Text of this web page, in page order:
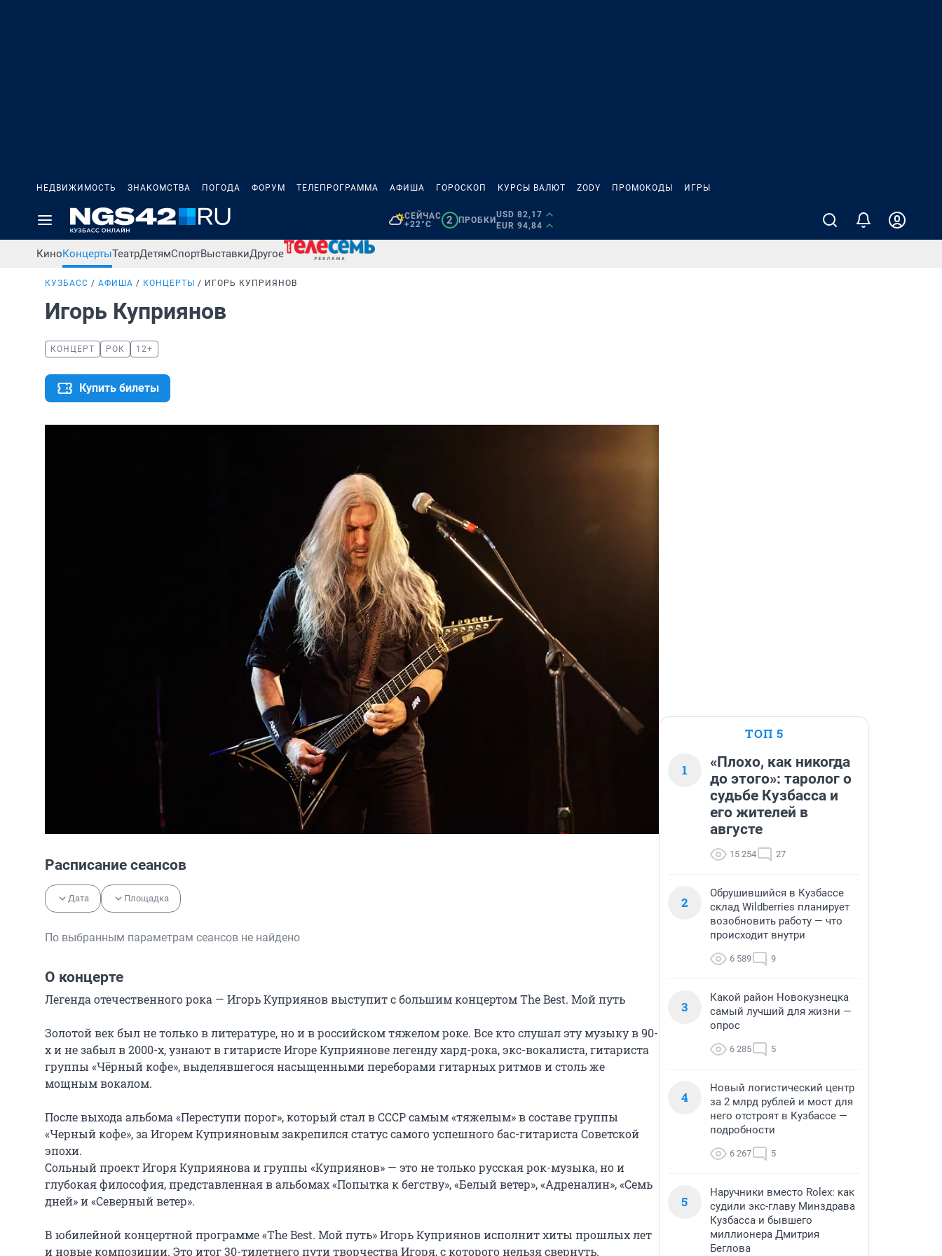
НЕДВИЖИМОСТЬ ЗНАКОМСТВА ПОГОДА ФОРУМ ТЕЛЕПРОГРАММА АФИША ГОРОСКОП КУРСЫ ВАЛЮТ ZODY ПРОМОКОДЫ ИГРЫ
СЕЙЧАС
+22°C
2 ПРОБКИ
USD 82,17
EUR 94,84
КиноКонцертыТеатрДетямСпортВыставкиДругое
КУЗБАСС АФИША КОНЦЕРТЫ ИГОРЬ КУПРИЯНОВ
Игорь Куприянов
КОНЦЕРТ РОК 12+
Купить билеты
Расписание сеансов
Дата Площадка
По выбранным параметрам сеансов не найдено
О концерте
Легенда отечественного рока — Игорь Куприянов выступит с большим концертом The Best. Мой путь
Золотой век был не только в литературе, но и в российском тяжелом роке. Все кто слушал эту музыку в 90-
х и не забыл в 2000-х, узнают в гитаристе Игоре Куприянове легенду хард-рока, экс-вокалиста, гитариста
группы «Чёрный кофе», выделявшегося насыщенными переборами гитарных ритмов и столь же
мощным вокалом.
После выхода альбома «Переступи порог», который стал в СССР самым «тяжелым» в составе группы
«Черный кофе», за Игорем Куприяновым закрепился статус самого успешного бас-гитариста Советской
эпохи.
Сольный проект Игоря Куприянова и группы «Куприянов» — это не только русская рок-музыка, но и
глубокая философия, представленная в альбомах «Попытка к бегству», «Белый ветер», «Адреналин», «Семь
дней» и «Северный ветер».
В юбилейной концертной программе «The Best. Мой путь» Игорь Куприянов исполнит хиты прошлых лет
и новые композиции. Это итог 30-тилетнего пути творчества Игоря, с которого нельзя свернуть.
ТОП 5
1
«Плохо, как никогда
до этого»: таролог о
судьбе Кузбасса и
его жителей в
августе
15 254 27
2
Обрушившийся в Кузбассе
склад Wildberries планирует
возобновить работу — что
происходит внутри
6 589 9
3
Какой район Новокузнецка
самый лучший для жизни —
опрос
6 285 5
4
Новый логистический центр
за 2 млрд рублей и мост для
него отстроят в Кузбассе —
подробности
6 267 5
5
Наручники вместо Rolex: как
судили экс-главу Минздрава
Кузбасса и бывшего
миллионера Дмитрия
Беглова